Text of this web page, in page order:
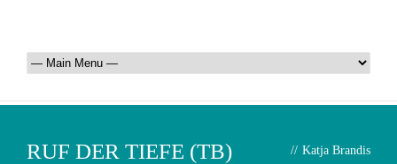
RUF DER TIEFE (TB) // Katja Brandis